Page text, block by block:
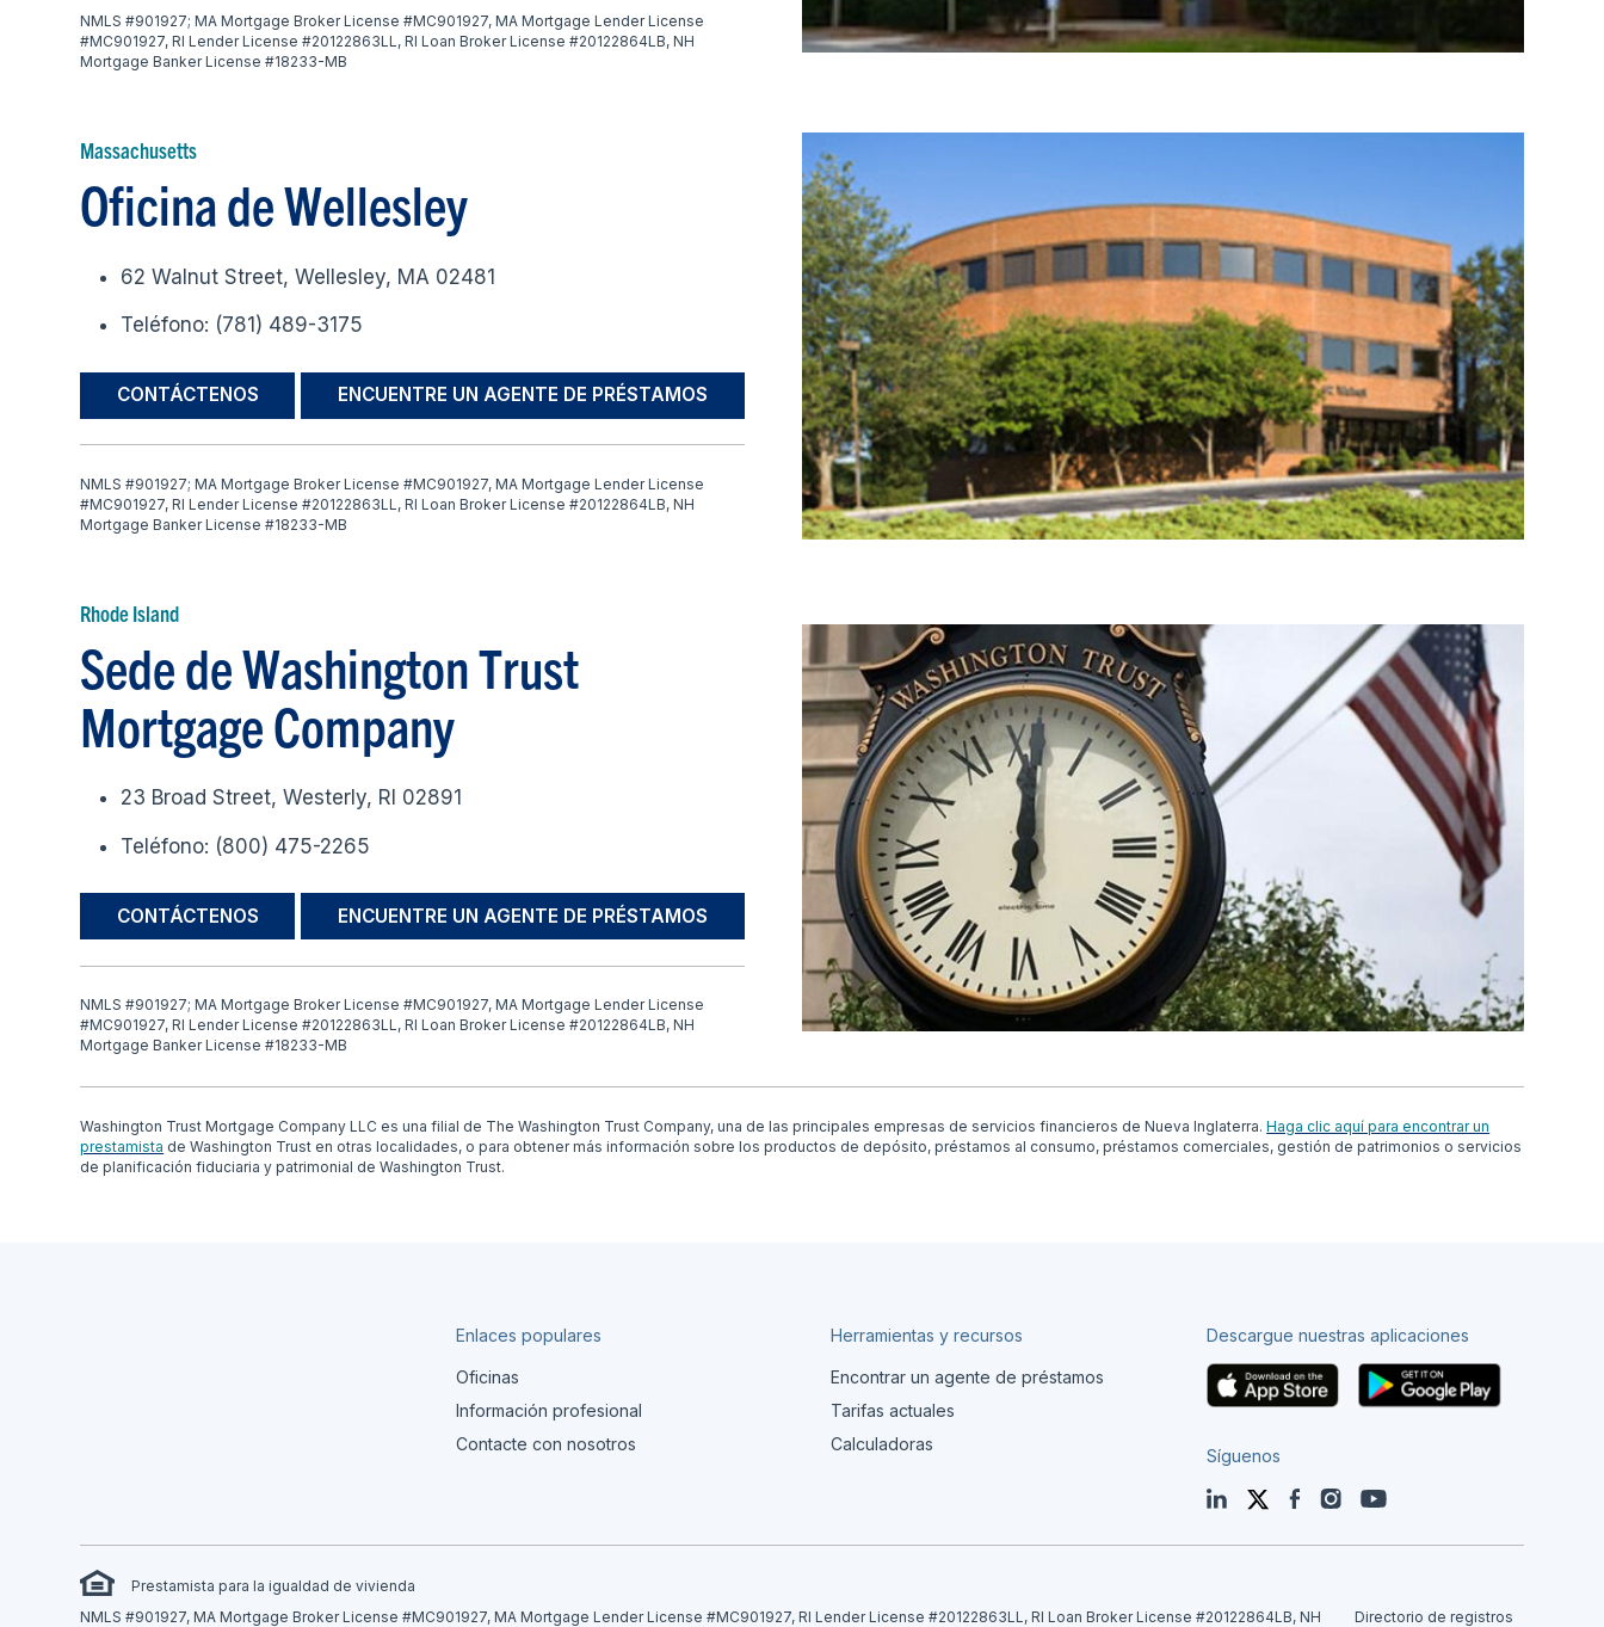
NMLS #901927; MA Mortgage Broker License #MC901927, MA Mortgage Lender License
#MC901927, RI Lender License #20122863LL, RI Loan Broker License #20122864LB, NH
Mortgage Banker License #18233-MB
Massachusetts
Oficina de Wellesley
62 Walnut Street, Wellesley, MA 02481
Teléfono: (781) 489-3175
CONTÁCTENOS ENCUENTRE UN AGENTE DE PRÉSTAMOS
NMLS #901927; MA Mortgage Broker License #MC901927, MA Mortgage Lender License
#MC901927, RI Lender License #20122863LL, RI Loan Broker License #20122864LB, NH
Mortgage Banker License #18233-MB
Rhode Island
Sede de Washington Trust
Mortgage Company
23 Broad Street, Westerly, RI 02891
Teléfono: (800) 475-2265
CONTÁCTENOS ENCUENTRE UN AGENTE DE PRÉSTAMOS
NMLS #901927; MA Mortgage Broker License #MC901927, MA Mortgage Lender License
#MC901927, RI Lender License #20122863LL, RI Loan Broker License #20122864LB, NH
Mortgage Banker License #18233-MB
Washington Trust Mortgage Company LLC es una filial de The Washington Trust Company, una de las principales empresas de servicios financieros de Nueva Inglaterra.Haga clic aquí para encontrar un
prestamista de Washington Trust en otras localidades, o para obtener más información sobre los productos de depósito, préstamos al consumo, préstamos comerciales, gestión de patrimonios o servicios
de planificación fiduciaria y patrimonial de Washington Trust.
Enlaces populares
Oficinas
Información profesional
Contacte con nosotros
Herramientas y recursos
Encontrar un agente de préstamos
Tarifas actuales
Calculadoras
Descargue nuestras aplicaciones
Síguenos
LinkedInTwitterFacebook
InstagramYouTube
Prestamista para la igualdad de vivienda
NMLS #901927, MA Mortgage Broker License #MC901927, MA Mortgage Lender License #MC901927, RI Lender License #20122863LL, RI Loan Broker License #20122864LB, NH
Directorio de registros